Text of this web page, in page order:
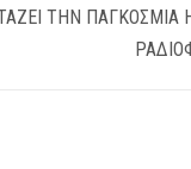
ΤΗΝ ΠΑΓΚΟΣΜΙΑ